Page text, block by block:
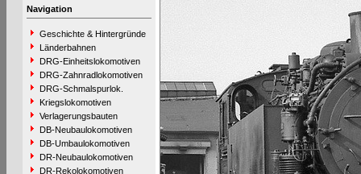
Navigation
Geschichte & Hintergründe
Länderbahnen
DRG-Einheitslokomotiven
DRG-Zahnradlokomotiven
DRG-Schmalspurlok.
Kriegslokomotiven
Verlagerungsbauten
DB-Neubaulokomotiven
DB-Umbaulokomotiven
DR-Neubaulokomotiven
DR-Rekolokomotiven